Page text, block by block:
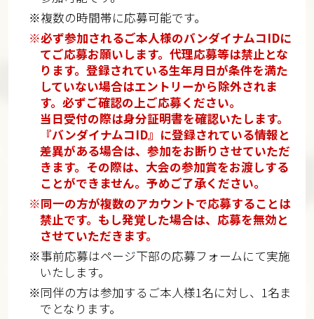
※複数の時間帯に応募可能です。
※必ず参加されるご本人様のバンダイナムコIDに
てご応募お願いします。代理応募等は禁止とな
ります。登録されている生年月日が条件を満た
していない場合はエントリーから除外されま
す。必ずご確認の上ご応募ください。
当日受付の際は身分証明書を確認いたします。
『バンダイナムコID』に登録されている情報と
差異がある場合は、参加をお断りさせていただ
きます。その際は、大会の参加賞をお渡しする
ことができません。予めご了承ください。
※同一の方が複数のアカウントで応募することは
禁止です。もし発覚した場合は、応募を無効と
させていただきます。
※事前応募はページ下部の応募フォームにて実施
いたします。
※同伴の方は参加するご本人様1名に対し、1名ま
でとなります。